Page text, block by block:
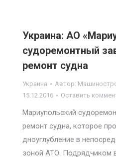
Украина: АО
судоремонтный
ремонт судна
Украина Автор:
15.12.2016
Оставить
Мариупольский
ремонт судна, которое
дноуглубление в
зоной АТО. Подрядчиком